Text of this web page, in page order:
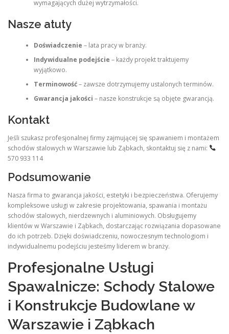
wymagających dużej wytrzymałości.
Nasze atuty
Doświadczenie – lata pracy w branży.
Indywidualne podejście – każdy projekt traktujemy
wyjątkowo.
Terminowość– zawsze dotrzymujemy ustalonych terminów.
Gwarancja jakości – nasze konstrukcje są objęte gwarancją.
Kontakt
Jeśli szukasz profesjonalnej firmy zajmującej się spawaniem i montażem
schodów stalowych w Warszawie lub Ząbkach, skontaktuj się z nami:
570 933 114
Podsumowanie
Nasza firma to gwarancja jakości, estetyki i bezpieczeństwa. Oferujemy
kompleksowe usługi w zakresie projektowania, spawania i montażu
schodów stalowych, nierdzewnych i aluminiowych. Obsługujemy
klientów w Warszawie i Ząbkach, dostarczając rozwiązania dopasowane
do ich potrzeb. Dzięki doświadczeniu, nowoczesnym technologiom i
indywidualnemu podejściu jesteśmy liderem w branży.
Profesjonalne Usługi
Spawalnicze: Schody Stalowe
i Konstrukcje Budowlane w
Warszawie i Ząbkach